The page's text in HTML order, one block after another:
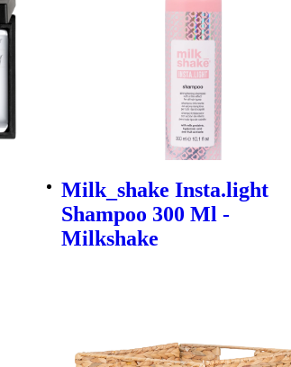
Milk_shake Insta.light
Shampoo 300 Ml -
Milkshake